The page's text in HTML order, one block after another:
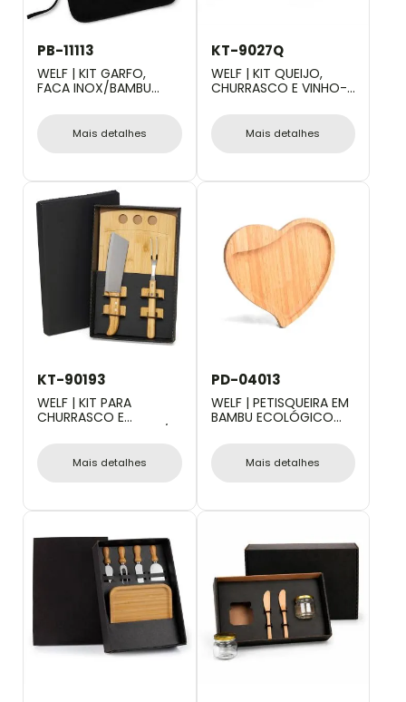
PB-11113
WELF | KIT GARFO,
FACA INOX/BAMBU
Mais detalhes
KT-9027Q
WELF | KIT QUEIJO,
CHURRASCO E VINHO-
Mais detalhes
KT-90193
WELF | KIT PARA
CHURRASCO E
COZINHA EM BAMBU /
Mais detalhes
PD-04013
WELF | PETISQUEIRA EM
BAMBU ECOLÓGICO
Mais detalhes